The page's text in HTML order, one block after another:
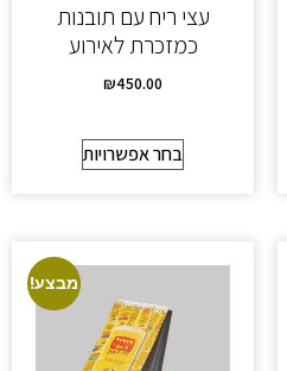
עצי ריח עם תובנות
כמזכרת לאירוע
₪450.00
בחר אפשרויות
מבצע!